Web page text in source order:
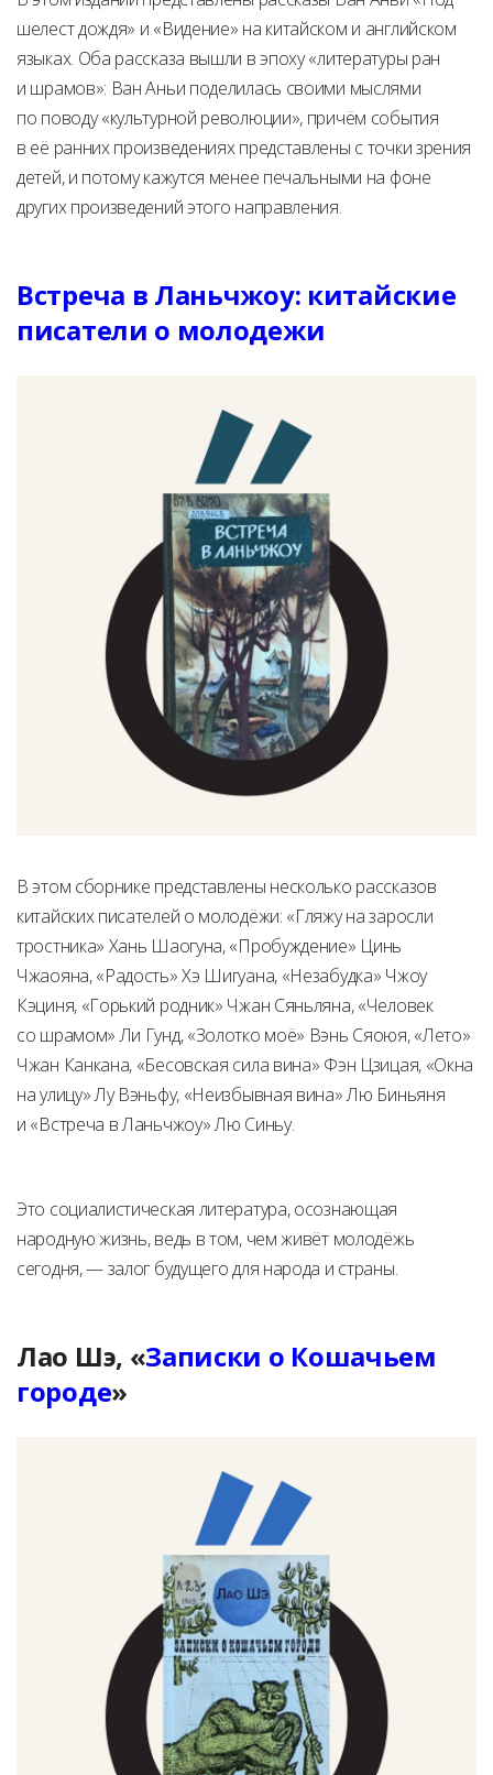
шелест дождя» и «Видение» на китайском и английском
языках. Оба рассказа вышли в эпоху «литературы ран
и шрамов»: Ван Аньи поделилась своими мыслями
по поводу «культурной революции», причём события
в её ранних произведениях представлены с точки зрения
детей, и потому кажутся менее печальными на фоне
других произведений этого направления.
Встреча в Ланьчжоу: китайские
писатели о молодежи
В этом сборнике представлены несколько рассказов
китайских писателей о молодёжи: «Гляжу на заросли
тростника» Хань Шаогуна, «Пробуждение» Цинь
Чжаояна, «Радость» Хэ Шигуана, «Незабудка» Чжоу
Кэциня, «Горький родник» Чжан Сяньляна, «Человек
со шрамом» Ли Гунд, «Золотко моё» Вэнь Сяоюя, «Лето»
Чжан Канкана, «Бесовская сила вина» Фэн Цзицая, «Окна
на улицу» Лу Вэньфу, «Неизбывная вина» Лю Биньяня
и «Встреча в Ланьчжоу» Лю Синьу.
Это социалистическая литература, осознающая
народную жизнь, ведь в том, чем живёт молодёжь
сегодня, — залог будущего для народа и страны.
Лао Шэ, «Записки о Кошачьем
городе»